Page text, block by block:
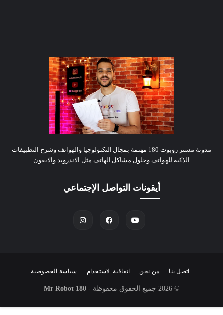
مدونة مستر روبوت 180 مهتمة بمجال التكنولوجيا والهواتف وشرح التطبيقات
الذكية للهواتف وحلول مشاكل الهاتف مثل الاندرويد والايفون
أيقونات التواصل الإجتماعي
اتصل بنا من نحن اتفاقية الاستخدام سياسة الخصوصية
© 2026 جميع الحقوق محفوظة -Mr Robot 180